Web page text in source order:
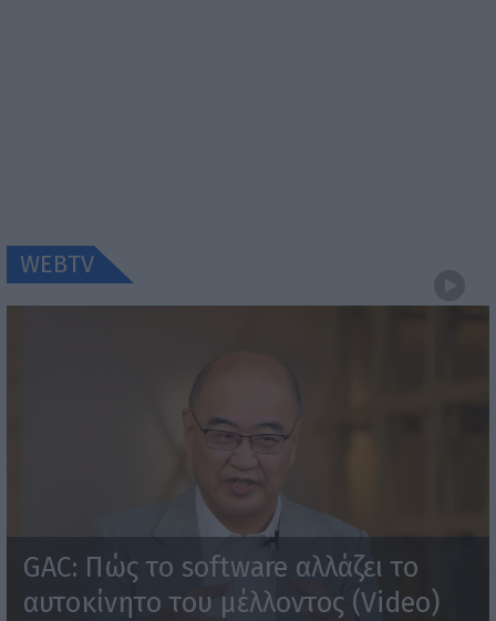
WEBTV
GAC: Πώς το software αλλάζει το
αυτοκίνητο του μέλλοντος (Video)